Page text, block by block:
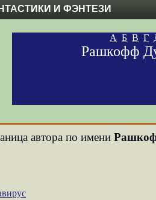
И ФЭНТЕЗИ
А Б В Г
Рашкофф
автора по имени